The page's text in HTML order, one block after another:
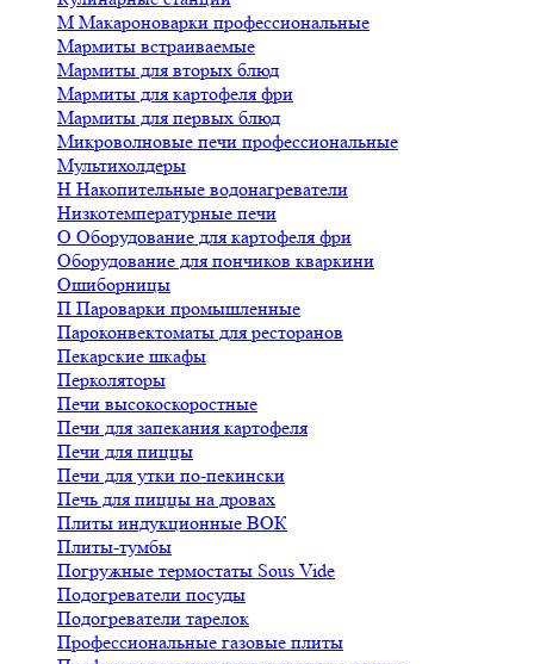
М Макароноварки профессиональные
Мармиты встраиваемые
Мармиты для вторых блюд
Мармиты для картофеля фри
Мармиты для первых блюд
Микроволновые печи профессиональные
Мультихолдеры
Н Накопительные водонагреватели
Низкотемпературные печи
О Оборудование для картофеля фри
Оборудование для пончиков кваркини
Ошиборницы
П Пароварки промышленные
Пароконвектоматы для ресторанов
Пекарские шкафы
Перколяторы
Печи высокоскоростные
Печи для запекания картофеля
Печи для пиццы
Печи для утки по-пекински
Печь для пиццы на дровах
Плиты индукционные ВОК
Плиты-тумбы
Погружные термостаты Sous Vide
Подогреватели посуды
Подогреватели тарелок
Профессиональные газовые плиты